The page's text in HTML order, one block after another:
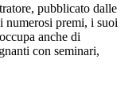
pubblicato dalle
numerosi premi, i suoi
anche di
con seminari,